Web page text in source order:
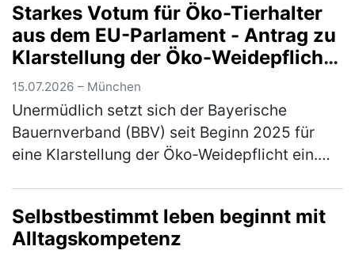
Bernreiter, MdL, hat mir mitget…(mehr)
Starkes Votum für Öko-Tierhalter
aus dem EU-Parlament - Antrag zu
Klarstellung der Öko-Weidepflicht
angenommen
15.07.2026 – München
Unermüdlich setzt sich der Bayerische
Bauernverband (BBV) seit Beginn 2025 für
eine Klarstellung der Öko-Weidepflicht ein.
Selbstbestimmt leben beginnt mit
Alltagskompetenz